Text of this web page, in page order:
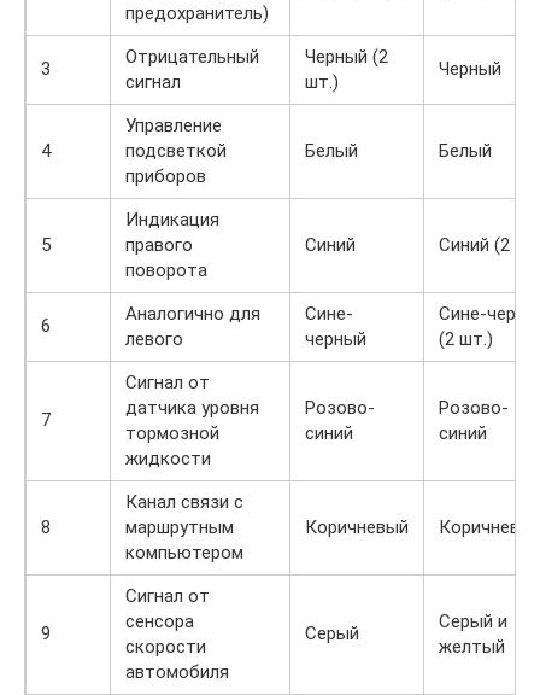
предохранитель)
3
Отрицательный
сигнал
Черный (2
шт.)
Черный
4
Управление
подсветкой
приборов
Белый Белый
5
Индикация
правого
поворота
Синий Синий (2
6
Аналогично для
левого
Сине-
черный
Сине-
(2 шт.)
7
Сигнал от
датчика уровня
тормозной
жидкости
Розово-
синий
Розово-
синий
8
Канал связи с
маршрутным
компьютером
Коричневый
9
Сигнал от
сенсора
скорости
автомобиля
Серый
Серый и
желтый